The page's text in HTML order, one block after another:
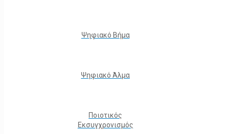
Ψηφιακό Βήμα
Ψηφιακό Άλμα
Ποιοτικός
Εκσυγχρονισμός